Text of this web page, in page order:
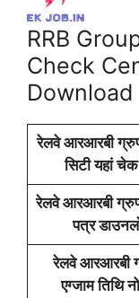
RRB
Check
Download
रेलवे आरआरबी ग्रुप
सिटी यहां
रेलवे आरआरबी
पत्र
रेलवे आरआरबी
एग्जाम तिथि